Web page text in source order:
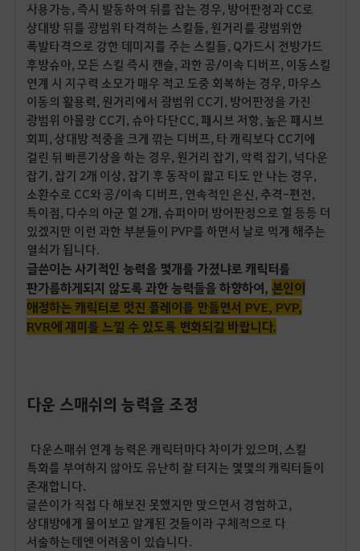
사용가능, 즉시 발동하여 뒤를 잡는 경우, 방어판정과 CC로
상대방 뒤를 광범위 타격하는 스킬들, 원거리를 광범위한
폭발타격으로 강한 데미지를 주는 스킬들, Q가드시 전방가드
후방슈아, 모든 스킬 즉시 캔슬, 과한 공/이속 디버프, 이동스킬
연계 시 지구력 소모가 매우 적고 도중 회복하는 경우, 마우스
이동의 활용력, 원거리에서 광범위 CC기, 방어판정을 가진
광범위 아몰랑 CC기, 슈아 다단CC, 패시브 저항, 높은 패시브
회피, 상대방 적중을 크게 깎는 디버프, 타 캐릭보다 CC기에
걸린 뒤 빠른기상을 하는 경우, 원거리 잡기, 악력 잡기, 넉다운
잡기, 잡기 2개 이상, 잡기 후 동작이 짧고 티도 안 나는 경우,
소환수로 CC와 공/이속 디버프, 연속적인 은신, 추격-편전,
특이점, 다수의 아군 힐 2개, 슈퍼아머 방어판정으로 힐 등등 더
있겠지만 이런 과한 부분들이 PVP를 하면서 날로 먹게 해주는
열쇠가 됩니다.
글쓴이는 사기적인 능력을 몇개를 가졌냐로 캐릭터를
판가름하게되지 않도록 과한 능력들을 하향하여, 본인이
애정하는 캐릭터로 멋진 플레이를 만들면서 PVE, PVP,
RVR에 재미를 느낄 수 있도록 변화되길 바랍니다.
다운 스매쉬의 능력을 조정
다운스매쉬 연계 능력은 캐릭터마다 차이가 있으며, 스킬
특화를 부여하지 않아도 유난히 잘 터지는 몇몇의 캐릭터들이
존재합니다.
글쓴이가 직접 다 해보진 못했지만 맞으면서 경험하고,
상대방에게 물어보고 알게된 것들이라 구체적으로 다
서술하는데엔 어려움이 있습니다.